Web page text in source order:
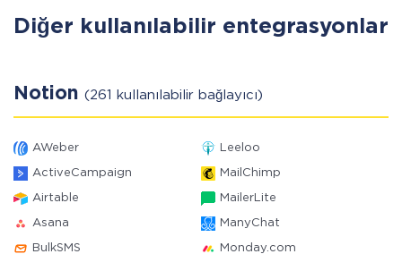
Diğer kullanılabilir entegrasyonlar
Notion (261 kullanılabilir bağlayıcı)
AWeber Leeloo
ActiveCampaign MailChimp
Airtable MailerLite
Asana ManyChat
BulkSMS Monday.com